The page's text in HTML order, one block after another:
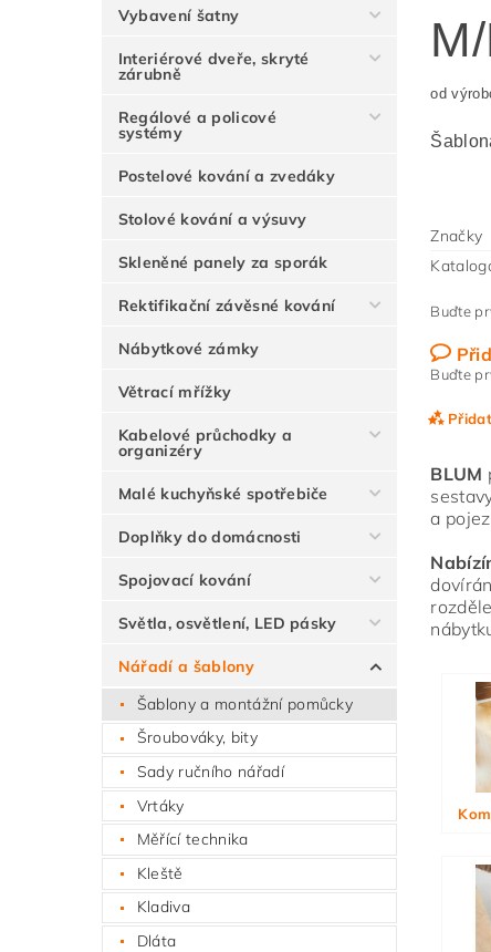
Vybavení šatny
Interiérové dveře, skryté
zárubně
Regálové a policové
systémy
Postelové kování a zvedáky
Stolové kování a výsuvy
Skleněné panely za sporák
Rektifikační závěsné kování
Nábytkové zámky
Větrací mřížky
Kabelové průchodky a
organizéry
Malé kuchyňské spotřebiče
Doplňky do domácnosti
Spojovací kování
Světla, osvětlení, LED pásky
Nářadí a šablony
Šablony a montážní pomůcky
Šroubováky, bity
Sady ručního nářadí
Vrtáky
Měřící technika
Kleště
Kladiva
Dláta
od
Značky
Buďte
Buďte
BLUM
a